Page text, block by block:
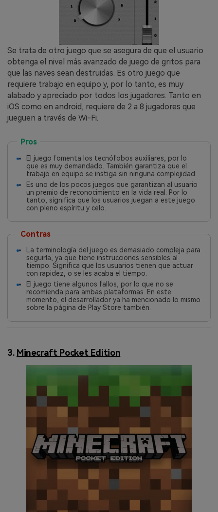
Se trata de otro juego que se asegura de que el usuario
obtenga el nivel más avanzado de juego de gritos para
que las naves sean destruidas. Es otro juego que
requiere trabajo en equipo y, por lo tanto, es muy
alabado y apreciado por todos los jugadores. Tanto en
iOS como en android, requiere de 2 a 8 jugadores que
jueguen a través de Wi-Fi.
Pros
El juego fomenta los tecnófobos auxiliares, por lo
que es muy demandado. También garantiza que el
trabajo en equipo se instiga sin ninguna complejidad.
Es uno de los pocos juegos que garantizan al usuario
un premio de reconocimiento en la vida real. Por lo
tanto, significa que los usuarios juegan a este juego
con pleno espíritu y celo.
Contras
La terminología del juego es demasiado compleja para
seguirla, ya que tiene instrucciones sensibles al
tiempo. Significa que los usuarios tienen que actuar
con rapidez, o se les acaba el tiempo.
El juego tiene algunos fallos, por lo que no se
recomienda para ambas plataformas. En este
momento, el desarrollador ya ha mencionado lo mismo
sobre la página de Play Store también.
3. Minecraft Pocket Edition